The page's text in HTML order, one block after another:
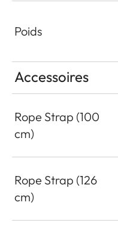
Poids
Accessoires
Rope Strap (100
cm)
Rope Strap (126
cm)